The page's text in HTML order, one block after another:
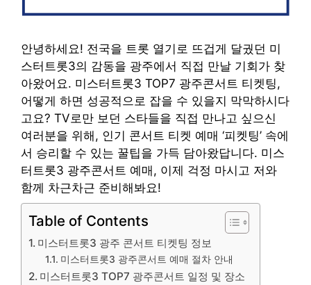
안녕하세요! 전국을 트롯 열기로 뜨겁게 달궜던 미
스터트롯3의 감동을 광주에서 직접 만날 기회가 찾
아왔어요. 미스터트롯3 TOP7 광주콘서트 티켓팅,
어떻게 하면 성공적으로 잡을 수 있을지 막막하시다
고요? TV로만 보던 스타들을 직접 만나고 싶으신
여러분을 위해, 인기 콘서트 티켓 예매 ‘피켓팅’ 속에
서 승리할 수 있는 꿀팁을 가득 담아왔답니다. 미스
터트롯3 광주콘서트 예매, 이제 걱정 마시고 저와
함께 차근차근 준비해봐요!
Table of Contents
미스터트롯3 광주 콘서트 티켓팅 정보
미스터트롯3 광주콘서트 예매 절차 안내
미스터트롯3 TOP7 광주콘서트 일정 및 장소